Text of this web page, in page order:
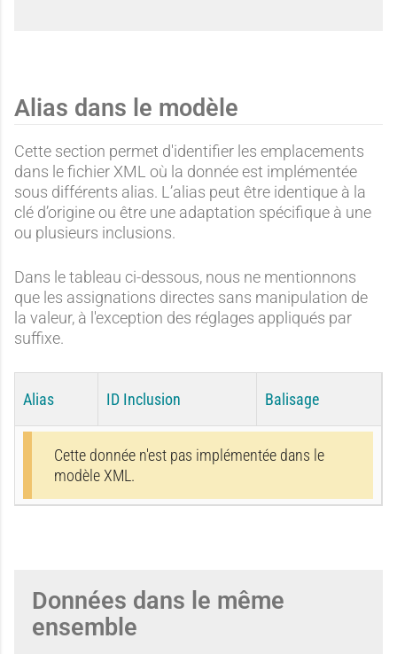
Alias dans le modèle
Cette section permet d'identifier les emplacements
dans le fichier XML où la donnée est implémentée
sous différents alias. L’alias peut être identique à la
clé d’origine ou être une adaptation spécifique à une
ou plusieurs inclusions.
Dans le tableau ci-dessous, nous ne mentionnons
que les assignations directes sans manipulation de
la valeur, à l'exception des réglages appliqués par
suffixe.
Alias ID Inclusion Balisage
Cette donnée n'est pas implémentée dans le
modèle XML.
Données dans le même
ensemble